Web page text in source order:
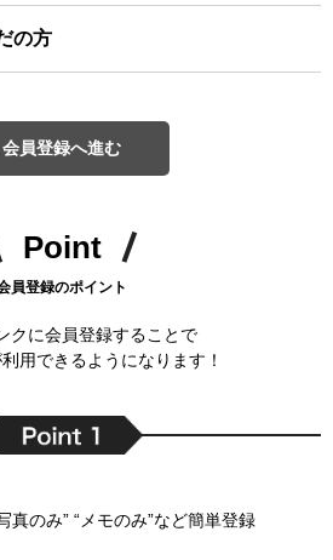
の方
会員登録へ進む
Point
員登録のポイント
クに会員登録することで
用できるようになります！
真のみ” “メモのみ”など簡単登録